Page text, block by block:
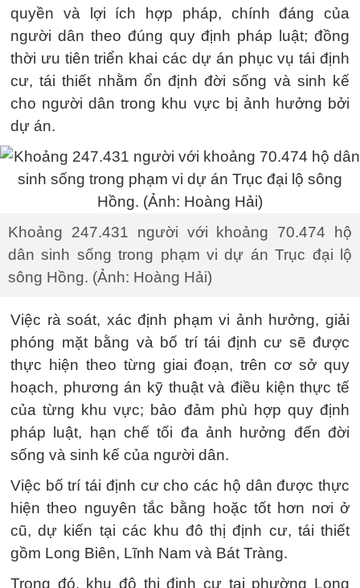
quyền và lợi ích hợp pháp, chính đáng của
người dân theo đúng quy định pháp luật; đồng
thời ưu tiên triển khai các dự án phục vụ tái định
cư, tái thiết nhằm ổn định đời sống và sinh kế
cho người dân trong khu vực bị ảnh hưởng bởi
dự án.
Khoảng 247.431 người với khoảng 70.474 hộ
dân sinh sống trong phạm vi dự án Trục đại lộ
sông Hồng. (Ảnh: Hoàng Hải)
Việc rà soát, xác định phạm vi ảnh hưởng, giải
phóng mặt bằng và bố trí tái định cư sẽ được
thực hiện theo từng giai đoạn, trên cơ sở quy
hoạch, phương án kỹ thuật và điều kiện thực tế
của từng khu vực; bảo đảm phù hợp quy định
pháp luật, hạn chế tối đa ảnh hưởng đến đời
sống và sinh kế của người dân.
Việc bố trí tái định cư cho các hộ dân được thực
hiện theo nguyên tắc bằng hoặc tốt hơn nơi ở
cũ, dự kiến tại các khu đô thị định cư, tái thiết
gồm Long Biên, Lĩnh Nam và Bát Tràng.
Trong đó, khu đô thị định cư tại phường Long